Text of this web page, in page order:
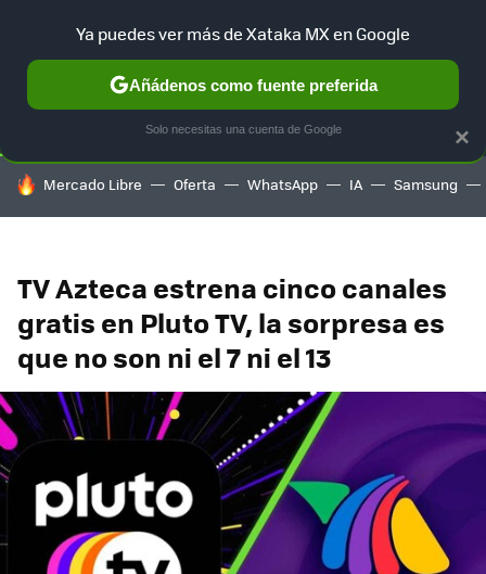
SELECCIÓN GAMING HOME AUTO TERRITORIO
HOY SE HABLA DE
Mercado Libre Oferta WhatsApp IA Samsung
TV Azteca estrena cinco canales
gratis en Pluto TV, la sorpresa es
que no son ni el 7 ni el 13
×
Ya puedes ver más de Xataka MX en Google
Añádenos como fuente preferida
Solo necesitas una cuenta de Google